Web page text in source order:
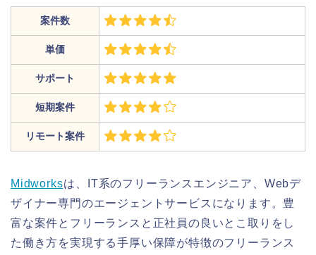
案件数
単価
サポート
短期案件
リモート案件
Midworksは、IT系のフリーランスエンジニア、Webデ
ザイナー専門のエージェントサービスになります。豊
富な案件とフリーランスと正社員の良いとこ取りをし
た働き方を実現する手厚い保障が特徴のフリーランス